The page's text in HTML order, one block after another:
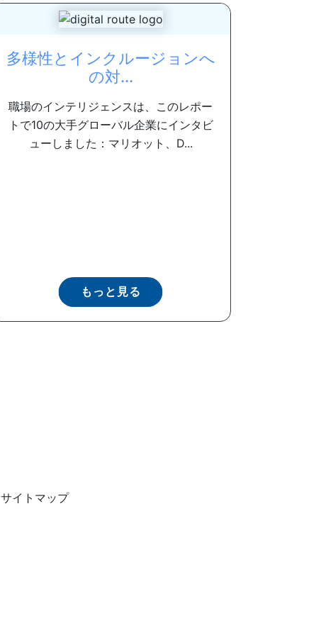
多様性とインクルージョンへ
の対...
職場のインテリジェンスは、このレポー
トで10の大手グローバル企業にインタビ
ューしました：マリオット、D...
もっと見る
サイトマップ